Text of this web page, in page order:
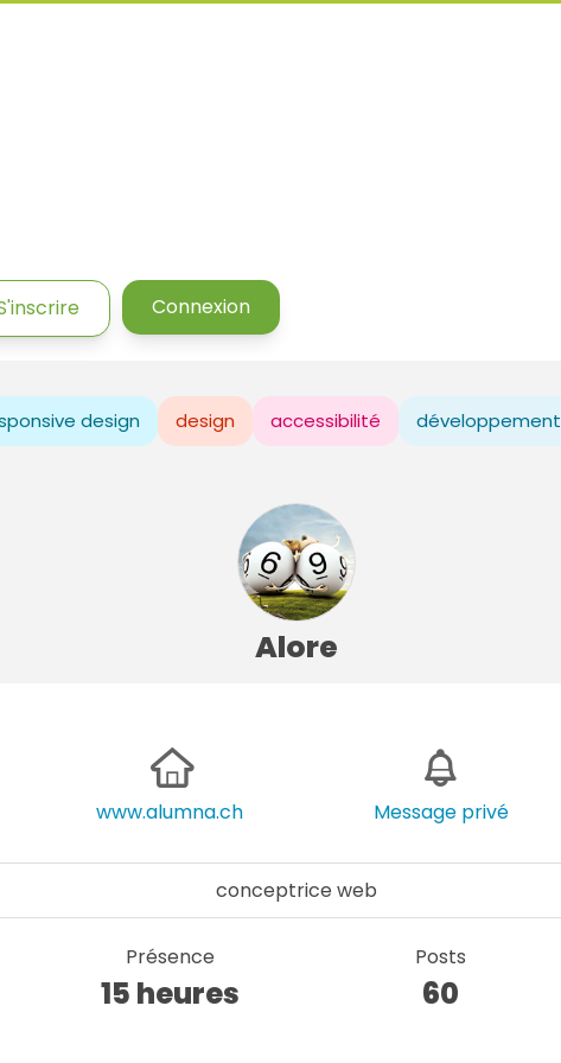
Connexion
design design accessibilité développement
Alore
www.alumna.ch Message privé
conceptrice web
Présence
15 heures
Posts
60